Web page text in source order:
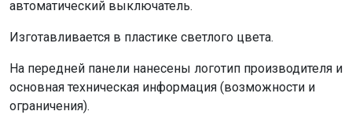
автоматический выключатель.
Изготавливается в пластике светлого цвета.
На передней панели нанесены логотип производителя и
основная техническая информация (возможности и
ограничения).